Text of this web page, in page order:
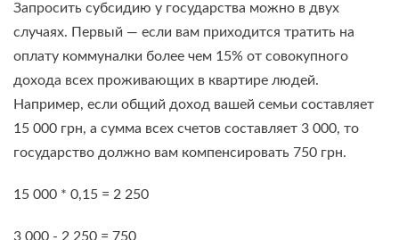
Запросить субсидию у государства можно в двух
случаях. Первый — если вам приходится тратить на
оплату коммуналки более чем 15% от совокупного
дохода всех проживающих в квартире людей.
Например, если общий доход вашей семьи составляет
15 000 грн, а сумма всех счетов составляет 3 000, то
государство должно вам компенсировать 750 грн.
15 000 * 0,15 = 2 250
3 000 - 2 250 = 750